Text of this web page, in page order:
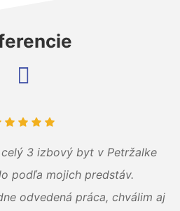
3 izbový byt v Petržalke
podľa mojich predstáv.
odvedená práca, chválim aj